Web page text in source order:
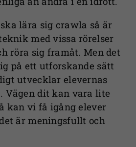
lära sig crawla så är
med vissa rörelser
röra sig framåt. Men det
på ett utforskande sätt
utvecklar elevernas
Vägen dit kan vara lite
kan vi få igång elever
är meningsfullt och
de här
kakorna
kommer viss
funktionalitet
att försvinna
från
webbplatsen.